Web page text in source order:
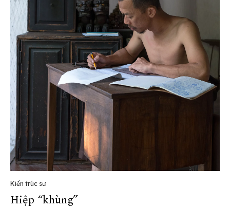
Kiến trúc sư
Hiệp “khùng”